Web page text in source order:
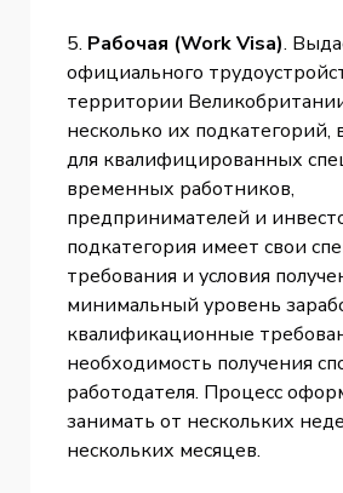
5. Рабочая (Work Visa).
официального
территории
несколько их подкатегорий,
для квалифицированных
временных работников,
предпринимателей и
подкатегория имеет свои
требования и условия
минимальный уровень
квалификационные
необходимость получения
работодателя. Процесс
занимать от нескольких
нескольких месяцев.